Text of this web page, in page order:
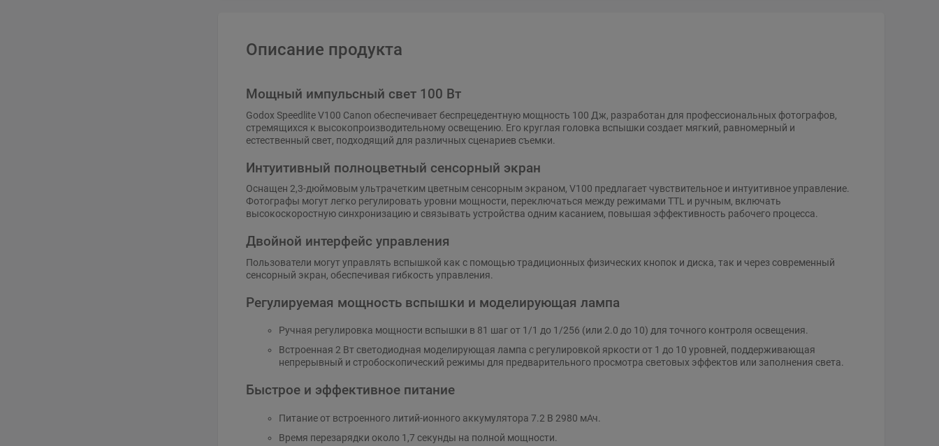
Описание продукта
Мощный импульсный свет 100 Вт
Godox Speedlite V100 Canon обеспечивает беспрецедентную мощность 100 Дж, разработан для профессиональных фотографов,
стремящихся к высокопроизводительному освещению. Его круглая головка вспышки создает мягкий, равномерный и
естественный свет, подходящий для различных сценариев съемки.
Интуитивный полноцветный сенсорный экран
Оснащен 2,3-дюймовым ультрачетким цветным сенсорным экраном, V100 предлагает чувствительное и интуитивное управление.
Фотографы могут легко регулировать уровни мощности, переключаться между режимами TTL и ручным, включать
высокоскоростную синхронизацию и связывать устройства одним касанием, повышая эффективность рабочего процесса.
Двойной интерфейс управления
Пользователи могут управлять вспышкой как с помощью традиционных физических кнопок и диска, так и через современный
сенсорный экран, обеспечивая гибкость управления.
Регулируемая мощность вспышки и моделирующая лампа
Ручная регулировка мощности вспышки в 81 шаг от 1/1 до 1/256 (или 2.0 до 10) для точного контроля освещения.
Встроенная 2 Вт светодиодная моделирующая лампа с регулировкой яркости от 1 до 10 уровней, поддерживающая
непрерывный и стробоскопический режимы для предварительного просмотра световых эффектов или заполнения света.
Быстрое и эффективное питание
Питание от встроенного литий-ионного аккумулятора 7.2 В 2980 мАч.
Время перезарядки около 1,7 секунды на полной мощности.